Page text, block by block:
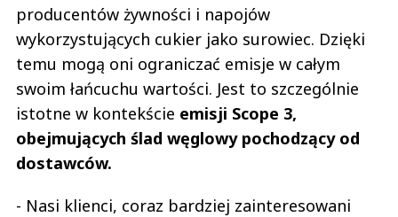
producentów żywności i napojów
wykorzystujących cukier jako surowiec. Dzięki
temu mogą oni ograniczać emisje w całym
swoim łańcuchu wartości. Jest to szczególnie
istotne w kontekście emisji Scope 3,
obejmujących ślad węglowy pochodzący od
dostawców.
- Nasi klienci, coraz bardziej zainteresowani